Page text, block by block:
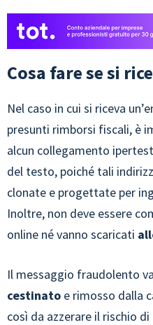
Cosa fare se si
Nel caso in cui si riceva
presunti rimborsi fiscali, è
alcun collegamento
del testo, poiché tali
clonate e progettate per
Inoltre, non deve essere
online né vanno scaricati
Il messaggio fraudolento va
cestinato e rimosso dalla
così da azzerare il rischio